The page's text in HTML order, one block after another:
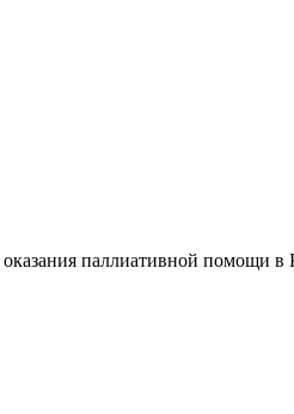
паллиативной помощи в